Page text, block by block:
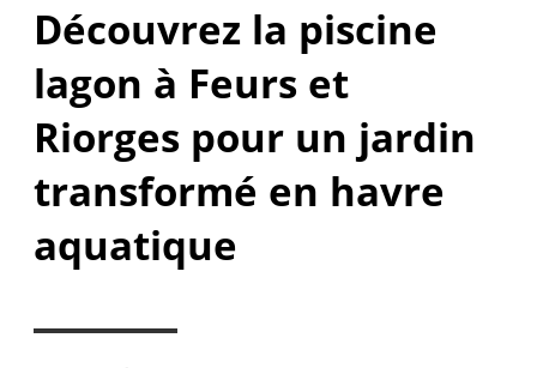
Découvrez la piscine
lagon à Feurs et
Riorges pour un jardin
transformé en havre
aquatique